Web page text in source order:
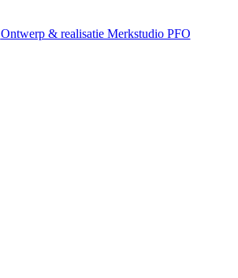
Ontwerp & realisatie Merkstudio PFO